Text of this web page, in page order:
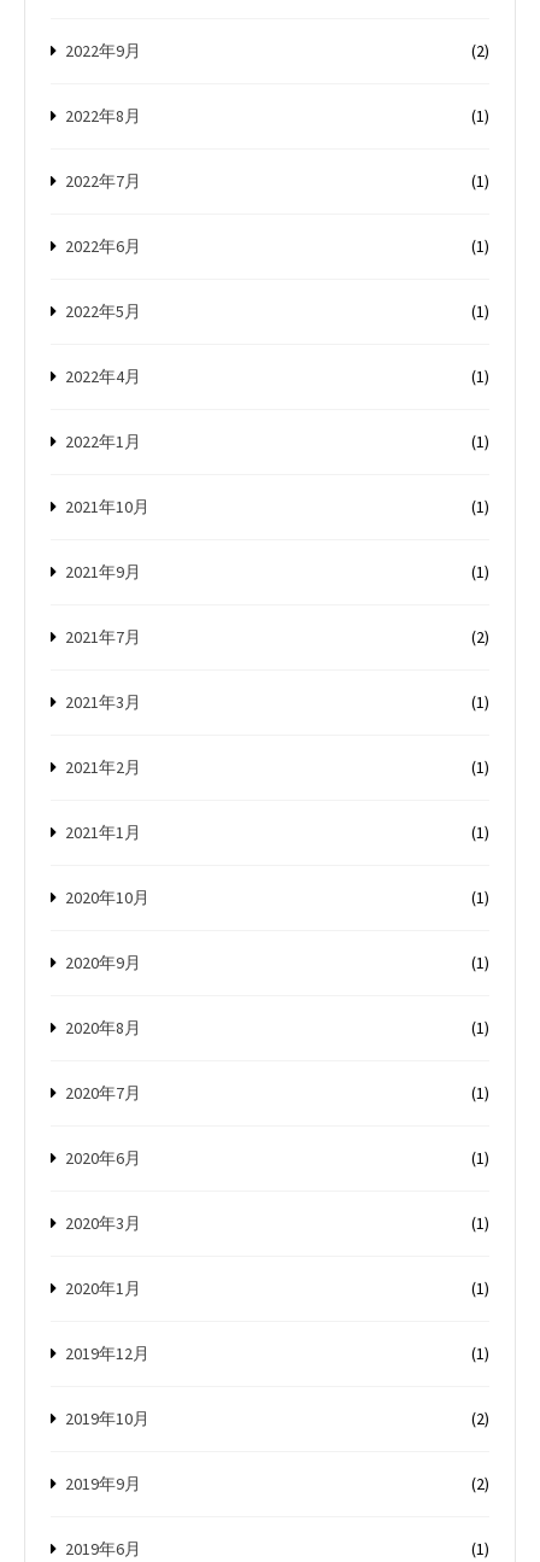
2022年9月 (2)
2022年8月 (1)
2022年7月 (1)
2022年6月 (1)
2022年5月 (1)
2022年4月 (1)
2022年1月 (1)
2021年10月 (1)
2021年9月 (1)
2021年7月 (2)
2021年3月 (1)
2021年2月 (1)
2021年1月 (1)
2020年10月 (1)
2020年9月 (1)
2020年8月 (1)
2020年7月 (1)
2020年6月 (1)
2020年3月 (1)
2020年1月 (1)
2019年12月 (1)
2019年10月 (2)
2019年9月 (2)
2019年6月 (1)